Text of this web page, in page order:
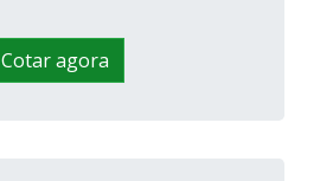
Cotar agora